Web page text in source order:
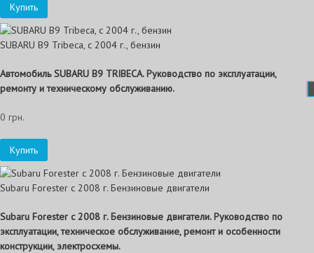
Купить
SUBARU B9 Tribeca, с 2004 г., бензин
Автомобиль SUBARU B9 TRIBECA. Руководство по эксплуатации,
ремонту и техническому обслуживанию.
0 грн.
Купить
Subaru Forester c 2008 г. Бензиновые двигатели
Subaru Forester c 2008 г. Бензиновые двигатели. Руководство по
эксплуатации, техническое обслуживание, ремонт и особенности
конструкции, электросхемы.